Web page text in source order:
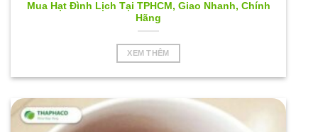
Mua Hạt Đình Lịch Tại TPHCM, Giao Nhanh, Chính
Hãng
XEM THÊM